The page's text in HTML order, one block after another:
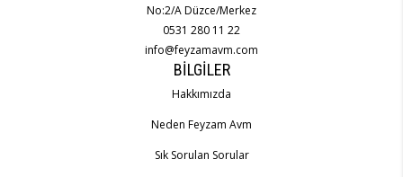
No:2/A Düzce/Merkez
0531 280 11 22
info@feyzamavm.com
BILGILER
Hakkımızda
Neden Feyzam Avm
Sık Sorulan Sorular